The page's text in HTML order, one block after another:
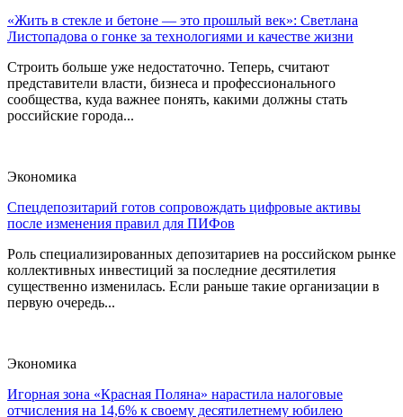
«Жить в стекле и бетоне — это прошлый век»: Светлана
Листопадова о гонке за технологиями и качестве жизни
Строить больше уже недостаточно. Теперь, считают
представители власти, бизнеса и профессионального
сообщества, куда важнее понять, какими должны стать
российские города...
Экономика
Спецдепозитарий готов сопровождать цифровые активы
после изменения правил для ПИФов
Роль специализированных депозитариев на российском рынке
коллективных инвестиций за последние десятилетия
существенно изменилась. Если раньше такие организации в
первую очередь...
Экономика
Игорная зона «Красная Поляна» нарастила налоговые
отчисления на 14,6% к своему десятилетнему юбилею